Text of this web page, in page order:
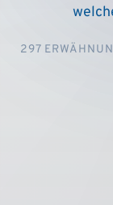
297